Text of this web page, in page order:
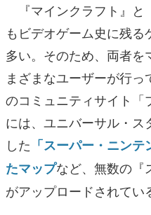
『マインクラフト』と
もビデオゲーム史に残
多い。そのため、両者を
まざまなユーザーが行っ
のコミュニティサイト「
には、ユニバーサル・
した 「スーパー・ニン
たマップなど、無数の『
がアップロードされてい